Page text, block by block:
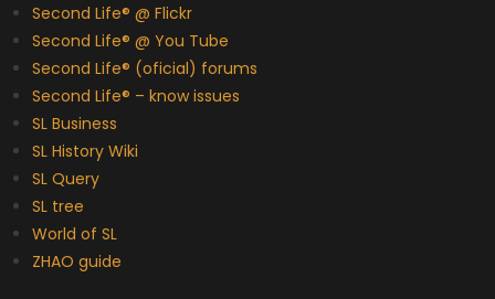
Second Life® @ Flickr
Second Life® @ You Tube
Second Life® (oficial) forums
Second Life® – know issues
SL Business
SL History Wiki
SL Query
SL tree
World of SL
ZHAO guide